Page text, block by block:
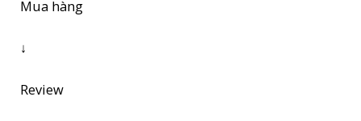
Mua hàng
↓
Review